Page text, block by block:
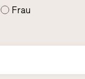
Frau